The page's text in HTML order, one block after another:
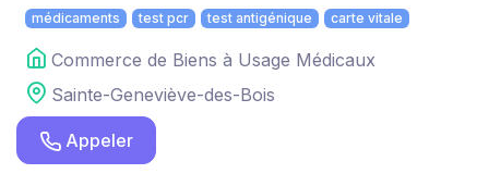
médicaments test pcr test antigénique carte vitale
Commerce de Biens à Usage Médicaux
Sainte-Geneviève-des-Bois
Appeler